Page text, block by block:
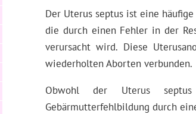
Der Uterus septus ist eine
die durch einen Fehler in der
verursacht wird. Diese
wiederholten Aborten verbunden.
Obwohl der Uterus
Gebärmutterfehlbildung durch